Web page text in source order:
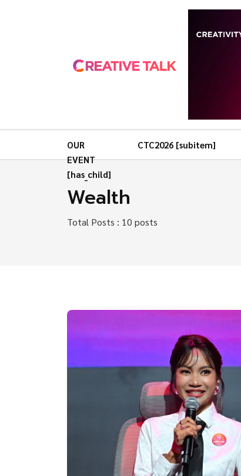
OUR
EVENT
[has_child]
CTC2026 [subitem]
Wealth
Total Posts : 10 posts